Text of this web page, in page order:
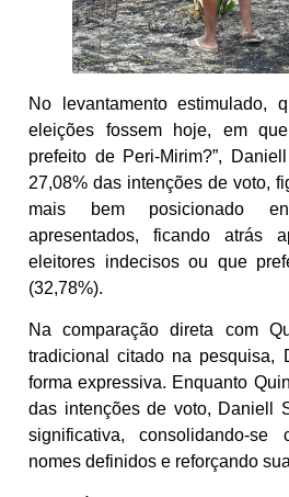
No levantamento estimulado,
eleições fossem hoje, em
prefeito de Peri-Mirim?”,
27,08% das intenções de voto,
mais bem posicionado
apresentados, ficando atrás
eleitores indecisos ou que
(32,78%).
Na comparação direta com
tradicional citado na pesquisa,
forma expressiva. Enquanto
das intenções de voto, Daniell
significativa, consolidando-
nomes definidos e reforçando